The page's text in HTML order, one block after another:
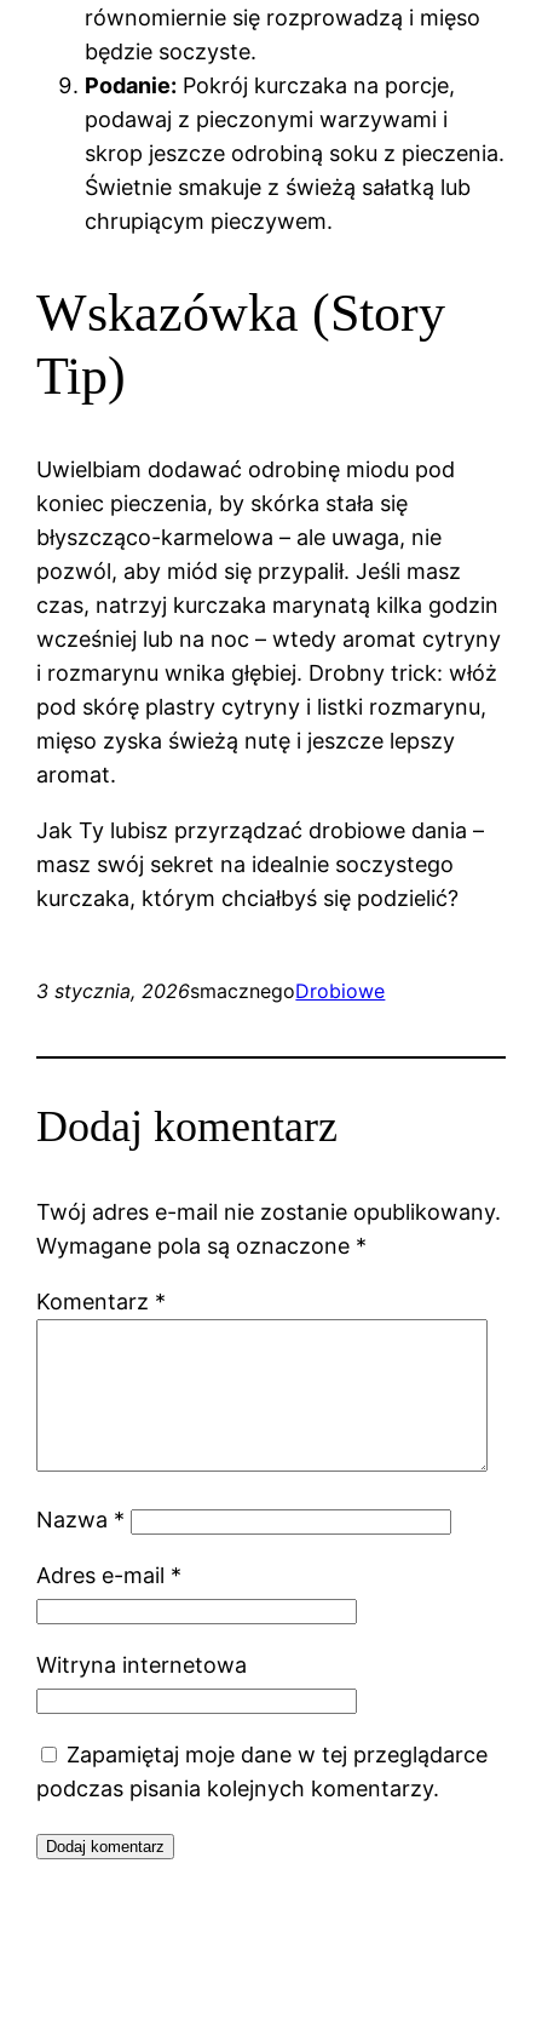
równomiernie się rozprowadzą i mięso
będzie soczyste.
Podanie: Pokrój kurczaka na porcje,
podawaj z pieczonymi warzywami i
skrop jeszcze odrobiną soku z pieczenia.
Świetnie smakuje z świeżą sałatką lub
chrupiącym pieczywem.
Wskazówka (Story
Tip)
Uwielbiam dodawać odrobinę miodu pod
koniec pieczenia, by skórka stała się
błyszcząco-karmelowa – ale uwaga, nie
pozwól, aby miód się przypalił. Jeśli masz
czas, natrzyj kurczaka marynatą kilka godzin
wcześniej lub na noc – wtedy aromat cytryny
i rozmarynu wnika głębiej. Drobny trick: włóż
pod skórę plastry cytryny i listki rozmarynu,
mięso zyska świeżą nutę i jeszcze lepszy
aromat.
Jak Ty lubisz przyrządzać drobiowe dania –
masz swój sekret na idealnie soczystego
kurczaka, którym chciałbyś się podzielić?
3 stycznia, 2026smacznegoDrobiowe
Dodaj komentarz
Twój adres e-mail nie zostanie opublikowany.
Wymagane pola są oznaczone *
Komentarz *
Nazwa *
Adres e-mail *
Witryna internetowa
Zapamiętaj moje dane w tej przeglądarce
podczas pisania kolejnych komentarzy.